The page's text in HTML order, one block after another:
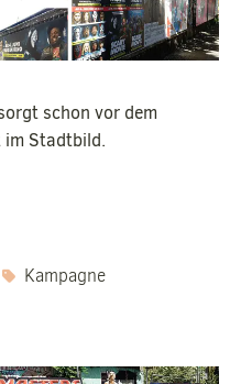
schon vor dem
im Stadtbild.
Kampagne